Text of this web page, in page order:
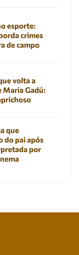
esporte:
crimes
de campo
volta a
Maria Gadú:
que
do pai após
por